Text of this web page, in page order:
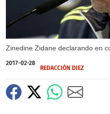
Zinedine Zidane declarando en
2017-02-28
REDACCIÓN DIEZ